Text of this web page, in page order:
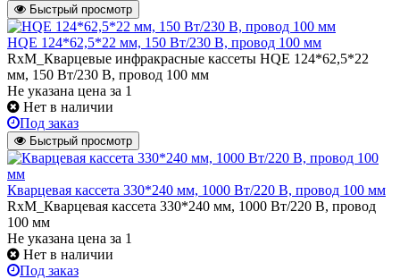
Быстрый просмотр
HQE 124*62,5*22 мм, 150 Вт/230 В, провод 100 мм
RxM_Кварцевые инфракрасные кассеты HQE 124*62,5*22
мм, 150 Вт/230 В, провод 100 мм
Не указана цена за 1
Нет в наличии
Под заказ
Быстрый просмотр
Кварцевая кассета 330*240 мм, 1000 Вт/220 В, провод 100 мм
RxM_Кварцевая кассета 330*240 мм, 1000 Вт/220 В, провод
100 мм
Не указана цена за 1
Нет в наличии
Под заказ